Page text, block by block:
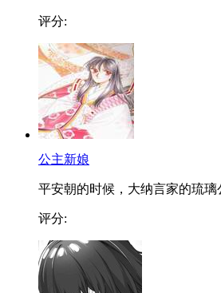
评分:
公主新娘
平安朝的时候，大纳言家的琉
评分: